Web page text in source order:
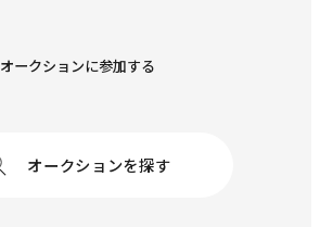
オークションに参加する
オークションを探す